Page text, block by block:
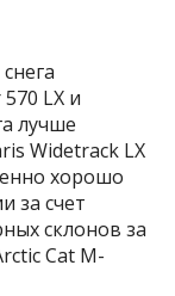
LX и
лучше
Widetrack LX
хорошо
за счет
склонов за
Cat M-